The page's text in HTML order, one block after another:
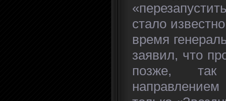
стало
время
заявил, что
позже, так